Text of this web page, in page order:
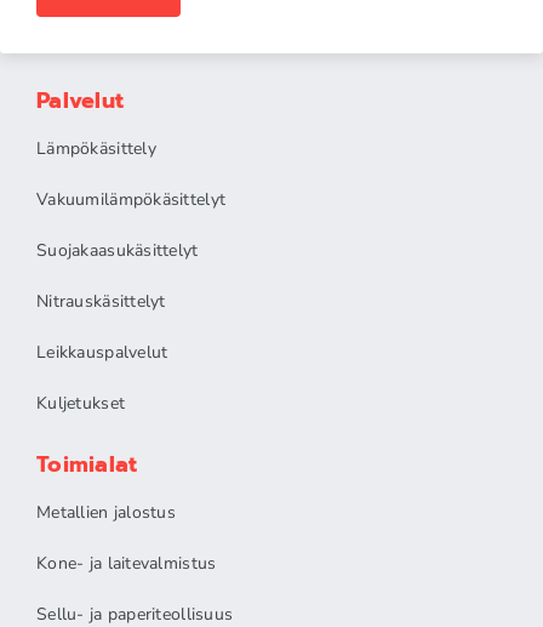
Palvelut
Lämpökäsittely
Vakuumilämpökäsittelyt
Suojakaasukäsittelyt
Nitrauskäsittelyt
Leikkauspalvelut
Kuljetukset
Toimialat
Metallien jalostus
Kone- ja laitevalmistus
Sellu- ja paperiteollisuus